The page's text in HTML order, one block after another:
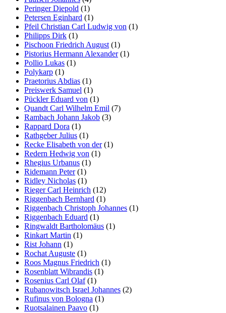
Peringer Diepold (1)
Petersen Eginhard (1)
Pfeil Christian Carl Ludwig von (1)
Philipps Dirk (1)
Pischoon Friedrich August (1)
Pistorius Hermann Alexander(1)
Pollio Lukas (1)
Polykarp (1)
Praetorius Abdias (1)
Preiswerk Samuel (1)
Pückler Eduard von (1)
Quandt Carl Wilhelm Emil (7)
Rambach Johann Jakob (3)
Rappard Dora (1)
Rathgeber Julius (1)
Recke Elisabeth von der(1)
Redern Hedwig von (1)
Rhegius Urbanus (1)
Ridemann Peter(1)
Ridley Nicholas (1)
Rieger Carl Heinrich (12)
Riggenbach Bernhard (1)
Riggenbach Christoph Johannes (1)
Riggenbach Eduard (1)
Ringwaldt Bartholomäus (1)
Rinkart Martin (1)
Rist Johann (1)
Rochat Auguste (1)
Roos Magnus Friedrich (1)
Rosenblatt Wibrandis (1)
Rosenius Carl Olaf(1)
Rubanowitsch Israel Johannes (2)
Rufinus von Bologna (1)
Ruotsalainen Paavo (1)